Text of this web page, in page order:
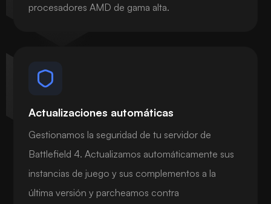
procesadores AMD de gama alta.
Actualizaciones automáticas
Gestionamos la seguridad de tu servidor de
Battlefield 4. Actualizamos automáticamente sus
instancias de juego y sus complementos a la
última versión y parcheamos contra